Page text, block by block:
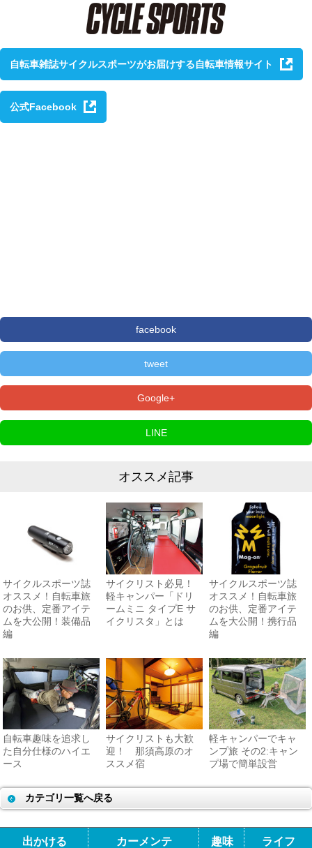
自転車雑誌サイクルスポーツがお届けする自転車情報サイト
公式Facebook
facebook
tweet
Google+
LINE
オススメ記事
サイクルスポーツ誌
オススメ！自転車旅
のお供、定番アイテ
ムを大公開！装備品
編
サイクリスト必見！
軽キャンパー「ドリ
ームミニ タイプE サ
イクリスタ」とは
サイクルスポーツ誌
オススメ！自転車旅
のお供、定番アイテ
ムを大公開！携行品
編
自転車趣味を追求し
た自分仕様のハイエ
ース
サイクリストも大歓
迎！ 那須高原のオ
ススメ宿
軽キャンパーでキャ
ンプ旅 その2:キャン
プ場で簡単設営
カテゴリ一覧へ戻る
出かける カーメンテ 趣味 ライフ